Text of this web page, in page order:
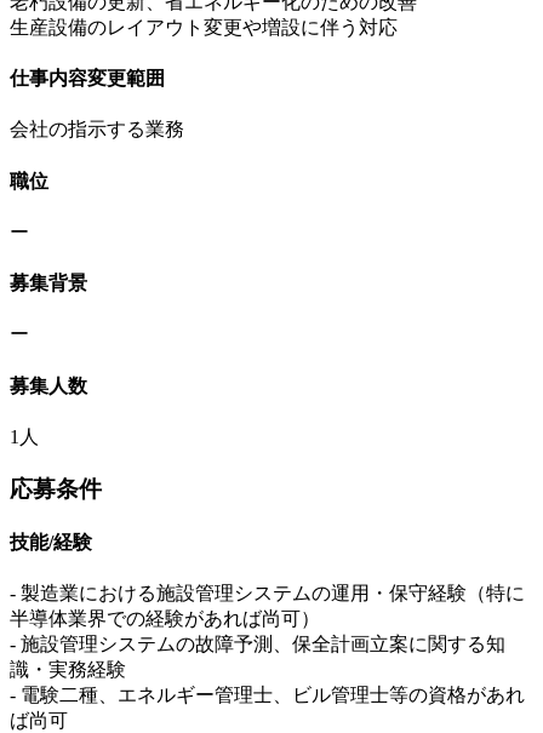
生産設備のレイアウト変更や増設に伴う対応
仕事内容変更範囲
会社の指示する業務
職位
ー
募集背景
ー
募集人数
1人
応募条件
技能/経験
‐ 製造業における施設管理システムの運用・保守経験（特に
半導体業界での経験があれば尚可）
- 施設管理システムの故障予測、保全計画立案に関する知
識・実務経験
- 電験二種、エネルギー管理士、ビル管理士等の資格があれ
ば尚可